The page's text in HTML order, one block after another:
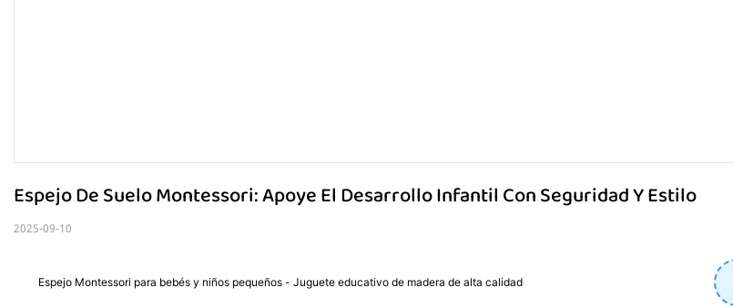
Espejo De Suelo Montessori: Apoye El Desarrollo Infantil Con Seguridad Y Estilo
2025-09-10
Espejo Montessori para bebés y niños pequeños - Juguete educativo de madera de alta calidad